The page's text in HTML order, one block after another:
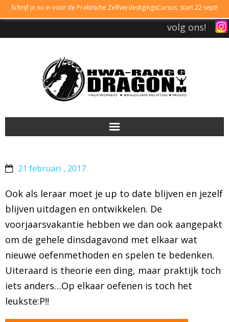
Schrijf je nu in voor de Praktische ZelfverdedigingsCursus, start 22 sept!
volg ons!
LESTIJDEN
LIDMAATSCHAP
TAEKWONDO
BRAZILIAN JIU JITSU
AGENDA
NIEUWS
21 februari , 2017
Ook als leraar moet je up to date blijven en jezelf
blijven uitdagen en ontwikkelen. De
voorjaarsvakantie hebben we dan ook aangepakt
om de gehele dinsdagavond met elkaar wat
nieuwe oefenmethoden en spelen te bedenken.
Uiteraard is theorie een ding, maar praktijk toch
iets anders…Op elkaar oefenen is toch het
leukste:P!!